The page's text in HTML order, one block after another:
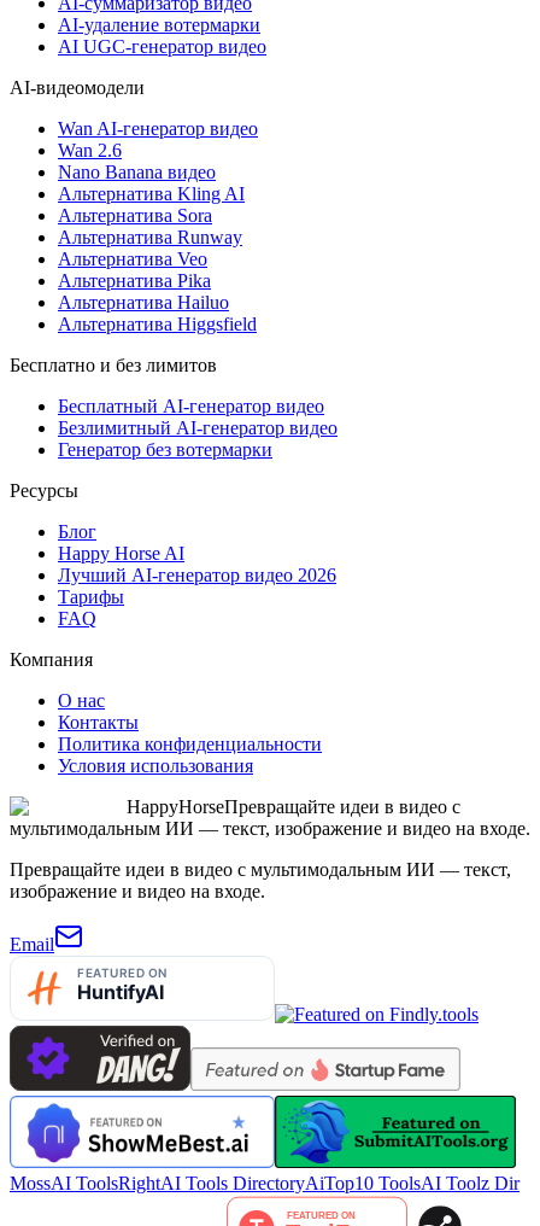
AI-удаление вотермарки
AI UGC-генератор видео
AI-видеомодели
Wan AI-генератор видео
Wan 2.6
Nano Banana видео
Альтернатива Kling AI
Альтернатива Sora
Альтернатива Runway
Альтернатива Veo
Альтернатива Pika
Альтернатива Hailuo
Альтернатива Higgsfield
Бесплатно и без лимитов
Бесплатный AI-генератор видео
Безлимитный AI-генератор видео
Генератор без вотермарки
Ресурсы
Блог
Happy Horse AI
Лучший AI-генератор видео 2026
Тарифы
FAQ
Компания
О нас
Контакты
Политика конфиденциальности
Условия использования
HappyHorseПревращайте идеи в видео с
мультимодальным ИИ — текст, изображение и видео на входе.
Превращайте идеи в видео с мультимодальным ИИ — текст,
изображение и видео на входе.
Email
MossAI ToolsRightAI Tools DirectoryAiTop10 ToolsAI Toolz Dir